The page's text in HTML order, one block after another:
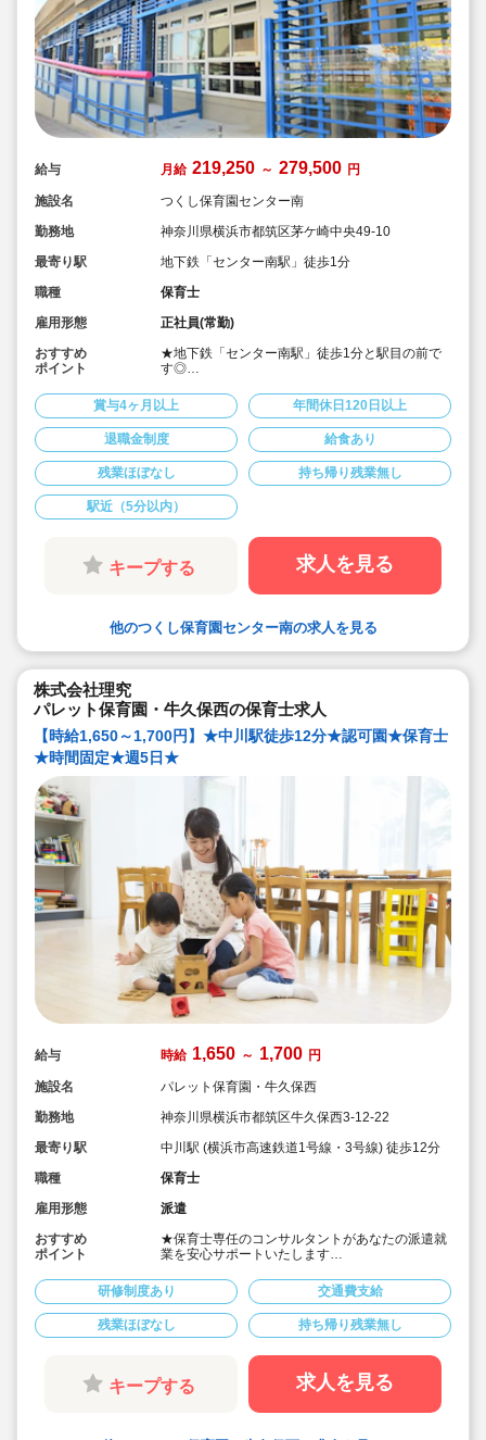
給与 月給 219,250 ～ 279,500 円
施設名
つくし保育園センター南
勤務地
神奈川県横浜市都筑区茅ケ崎中央49-10
最寄り駅
地下鉄「センター南駅」徒歩1分
職種
保育士
雇用形態
正社員(常勤)
おすすめ
ポイント
★地下鉄「センター南駅」徒歩1分と駅目の前で
す◎
★定年の65歳で昇給は止まりますが、賞与と処遇
改善は満額でます！
★駅チカですが車通勤もOKです！法人から3,000
円の負担金でます♪
★定員70名のアットホームな保育園です。寄り添
った保育が出来ます！
★横浜市の配置基準の＋5名の加算に向け常に満
たされた配置をされています！業務負担少ないで
す！
★処遇改善手当は、新卒の保育士さんでも昨年実
績年間40万程度(賞与は別) 処遇改善は保育士さ
んに全てそのまま還元しています！
★借上社宅制度利用可能(横浜市制度通りで法人の
規定はなし)、退職金制度あり！福利厚生充実♪
★法人独自の取り組みとして、『環境育』『体験
★異文化を子ども達に知ってもらうために外国人
★子供たちの感性を大切にされている法人さんで
す！
★食育活動において畑活動を行い、種・苗を植
え、栽培し、収穫をする過程を畑を借りて都会に
いながら土いじりをする食育活動を行っていま
す！
婚・主産・忌引き等）あり
★処遇改善とは別で賞与4.0ヶ月分！待遇・福利
厚生面も良く人気の法人です♪
★未経験やブランクのある方も歓迎！
賞与4ヶ月以上 年間休日120日以上
退職金制度 給食あり
残業ほぼなし 持ち帰り残業無し
駅近（5分以内）
キープする 求人を見る
他のつくし保育園センター南の求人を見る
株式会社理究
パレット保育園・牛久保西の保育士求人
【時給1,650～1,700円】★中川駅徒歩12分★認可園★保育士
★時間固定★週5日★
給与 時給 1,650 ～ 1,700 円
施設名
パレット保育園・牛久保西
勤務地
神奈川県横浜市都筑区牛久保西3-12-22
最寄り駅
中川駅 (横浜市高速鉄道1号線・3号線) 徒歩12分
職種
保育士
雇用形態
派遣
おすすめ
ポイント
★保育士専任のコンサルタントがあなたの派遣就
業を安心サポートいたします
★時給1,650円～1,700円の求人です
★時間固定でOK！ワークライフバランスの取れ
るお仕事
研修制度あり 交通費支給
残業ほぼなし 持ち帰り残業無し
キープする 求人を見る